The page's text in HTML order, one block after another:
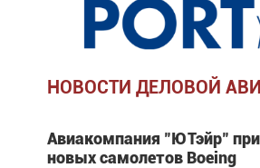
НОВОСТИ ДЕЛОВОЙ
Авиакомпания "ЮТэйр"
новых самолетов Boeing